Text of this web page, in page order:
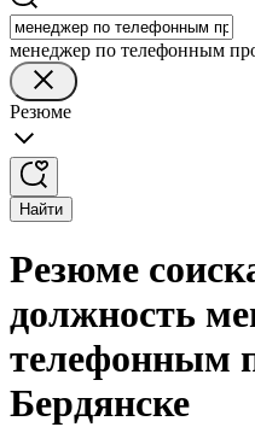
менеджер по телефонным
Резюме
Найти
Резюме
должность
телефонным
Бердянске